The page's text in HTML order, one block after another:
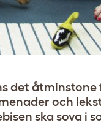
det åtminstone
och
ska sova i